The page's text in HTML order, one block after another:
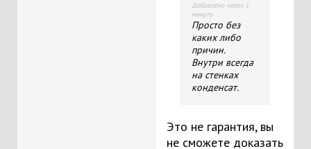
Добавлено через 1
минуту
Просто без
каких либо
причин.
Внутри всегда
на стенках
конденсат.
Это не гарантия, вы
не сможете доказать